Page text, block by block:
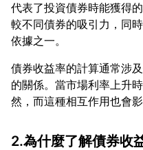
代表了投資債券時能獲得
較不同債券的吸引力，同
債券收益率的計算通常涉
的關係。當市場利率上升
2.為什麼了解債券收